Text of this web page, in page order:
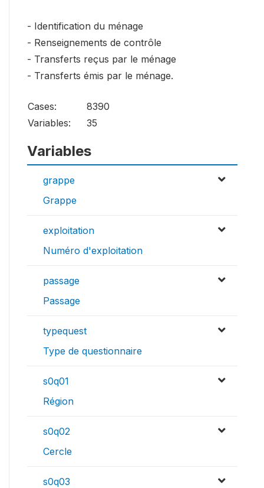
- Identification du ménage
- Renseignements de contrôle
- Transferts reçus par le ménage
- Transferts émis par le ménage.
Cases:
8390
Variables:
35
Variables
grappe
Grappe
exploitation
Numéro d'exploitation
passage
Passage
typequest
Type de questionnaire
s0q01
Région
s0q02
Cercle
s0q03